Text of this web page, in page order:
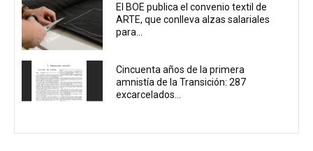
El BOE publica el convenio textil de
ARTE, que conlleva alzas salariales
para...
Cincuenta años de la primera
amnistía de la Transición: 287
excarcelados...